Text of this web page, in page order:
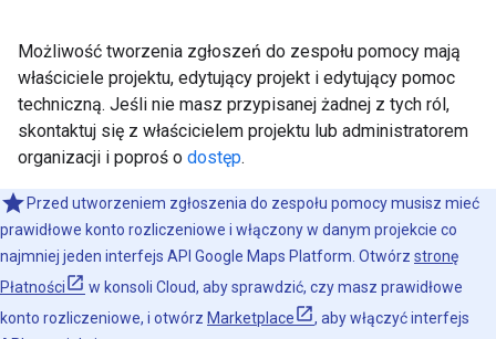
Możliwość tworzenia zgłoszeń do zespołu pomocy mają
właściciele projektu, edytujący projekt i edytujący pomoc
techniczną. Jeśli nie masz przypisanej żadnej z tych ról,
skontaktuj się z właścicielem projektu lub administratorem
organizacji i poproś o dostęp.
Przed utworzeniem zgłoszenia do zespołu pomocy musisz mieć
prawidłowe konto rozliczeniowe i włączony w danym projekcie co
najmniej jeden interfejs API Google Maps Platform. Otwórz stronę
Płatności
w konsoli Cloud, aby sprawdzić, czy masz prawidłowe
konto rozliczeniowe, i otwórz Marketplace
, aby włączyć interfejs